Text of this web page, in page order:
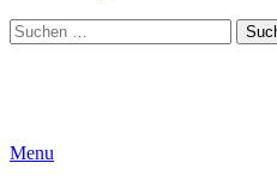
Suchen
nach:
Menu